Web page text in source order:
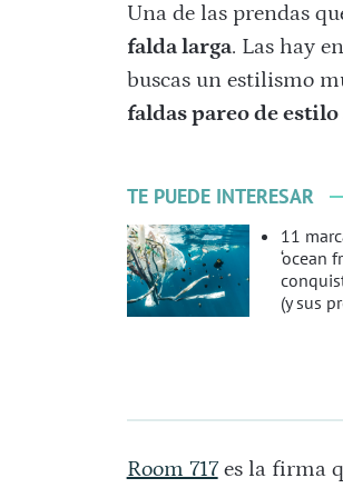
Una de las prendas
falda larga. Las hay
buscas un estilismo
faldas pareo de
TE PUEDE INTERESAR
11
‘ocean
(y sus
Room 717es la firma